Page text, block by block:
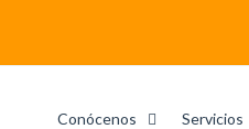
Conócenos Servicios